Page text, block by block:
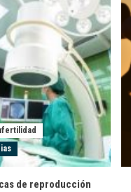
de reproducción